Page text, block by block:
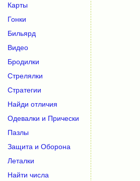
Карты
Гонки
Бильярд
Видео
Бродилки
Стрелялки
Стратегии
Найди отличия
Одевалки и Прически
Пазлы
Защита и Оборона
Леталки
Найти числа